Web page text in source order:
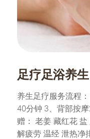
足疗足浴养生
养生足疗服务流程
40分钟 3、背部按
赠： 老姜 藏红花
解疲劳 温经 泄热净